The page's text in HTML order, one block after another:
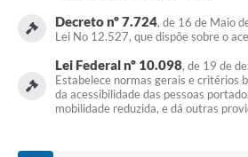
Decreto nº 7.724, de 16 de Maio
Lei No 12.527, que dispõe sobre o
Lei Federal nº 10.098, de 19 de
Estabelece normas gerais e critérios
da acessibilidade das pessoas
mobilidade reduzida, e dá outras